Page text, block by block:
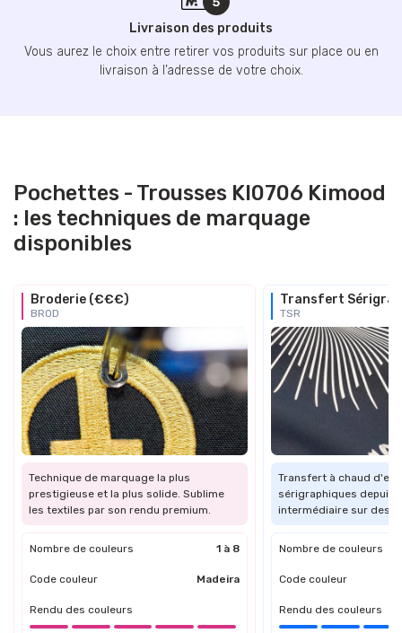
Livraison des produits
Vous aurez le choix entre retirer vos produits sur place ou en
livraison à l’adresse de votre choix.
Pochettes - Trousses KI0706 Kimood
: les techniques de marquage
disponibles
Broderie (€€€)
BROD
Technique de marquage la plus
prestigieuse et la plus solide. Sublime
les textiles par son rendu premium.
Nombre de couleurs 1 à 8
Code couleur Madeira
Rendu des couleurs
Transfert
TSR
Transfert à chaud
sérigraphiques depuis
intermédiaire sur des
Nombre de couleurs
Code couleur
Rendu des couleurs